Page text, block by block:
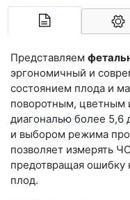
Представляем
эргономичный и
состоянием плода и
поворотным,
диагональю более 5,6
и выбором режима
позволяет измерять
предотвращая ошибку
плод.